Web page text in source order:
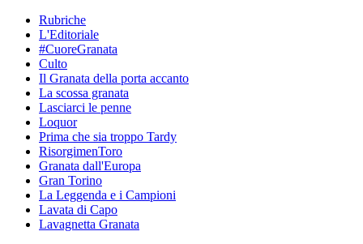
Rubriche
L'Editoriale
#CuoreGranata
Culto
Il Granata della porta accanto
La scossa granata
Lasciarci le penne
Loquor
Prima che sia troppo Tardy
RisorgimenToro
Granata dall'Europa
Gran Torino
La Leggenda e i Campioni
Lavata di Capo
Lavagnetta Granata